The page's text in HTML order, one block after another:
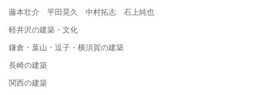
藤本壮介 平田晃久 中村拓志 石上純也
軽井沢の建築・文化
鎌倉・葉山・逗子・横須賀の建築
長崎の建築
関西の建築